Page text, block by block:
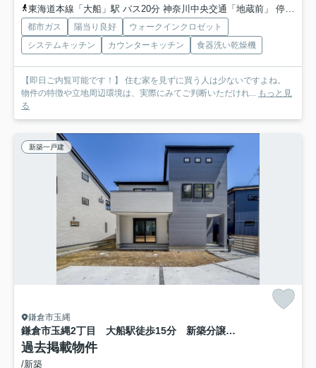
東海道本線「大船」駅 バス20分 神奈川中央交通「地蔵前」 停歩3分
都市ガス 陽当り良好
ウォークインクロゼット
システムキッチン
カウンターキッチン 食器洗い乾燥機
【即日ご内覧可能です！】 住む家を見ずに買う人は少ないですよね。
物件の特徴や立地周辺環境は、実際にみてご判断いただけれ... もっと見
る
新築一戸建
鎌倉市玉縄
鎌倉市玉縄2丁目 大船駅徒歩15分 新築分譲住宅
過去掲載物件
/新築